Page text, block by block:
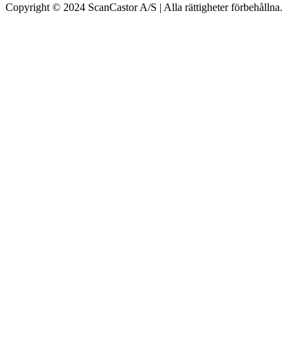
Copyright © 2024 ScanCastor A/S | Alla rättigheter förbehållna.